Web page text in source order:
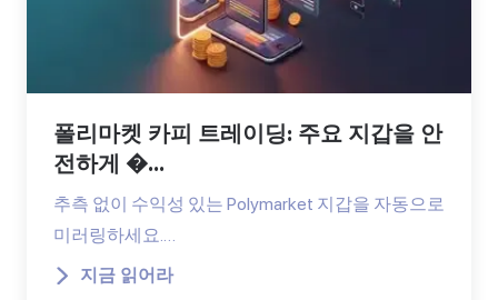
폴리마켓 카피 트레이딩: 주요 지갑을 안
전하게 �...
추측 없이 수익성 있는 Polymarket 지갑을 자동으로
미러링하세요.…
지금 읽어라